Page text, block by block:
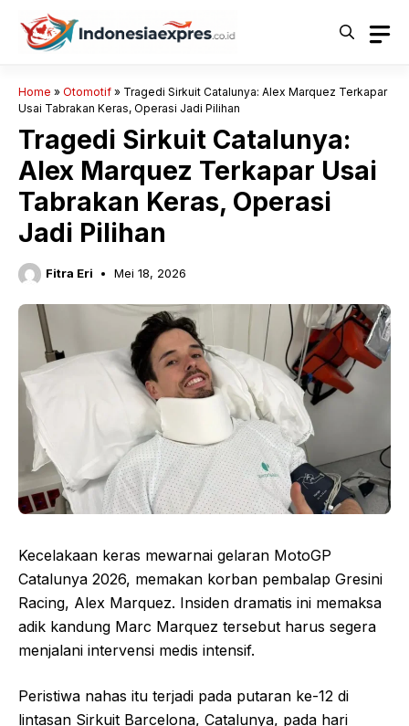
Langsung
Home » Otomotif » Tragedi Sirkuit Catalunya: Alex Marquez Terkapar
Usai Tabrakan Keras, Operasi Jadi Pilihan
Tragedi Sirkuit Catalunya:
Alex Marquez Terkapar Usai
Tabrakan Keras, Operasi
Jadi Pilihan
Fitra Eri Mei 18, 2026
Kecelakaan keras mewarnai gelaran MotoGP
Catalunya 2026, memakan korban pembalap Gresini
Racing, Alex Marquez. Insiden dramatis ini memaksa
adik kandung Marc Marquez tersebut harus segera
menjalani intervensi medis intensif.
Peristiwa nahas itu terjadi pada putaran ke-12 di
lintasan Sirkuit Barcelona, Catalunya, pada hari